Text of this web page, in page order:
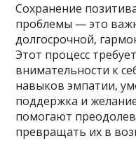
Сохранение
проблемы — это
долгосрочной,
Этот процесс
внимательности к
навыков эмпатии,
поддержка и
помогают
превращать их в